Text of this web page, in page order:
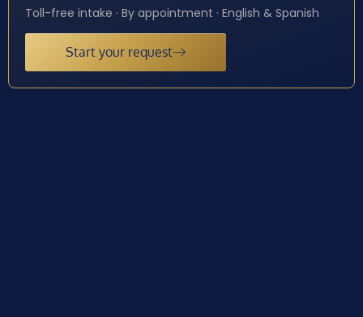
Toll-free intake · By appointment · English & Spanish
Start your request